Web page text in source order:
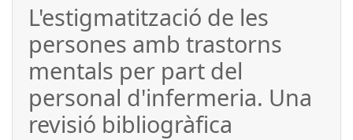
L'estigmatització de les
persones amb trastorns
mentals per part del
personal d'infermeria. Una
revisió bibliogràfica